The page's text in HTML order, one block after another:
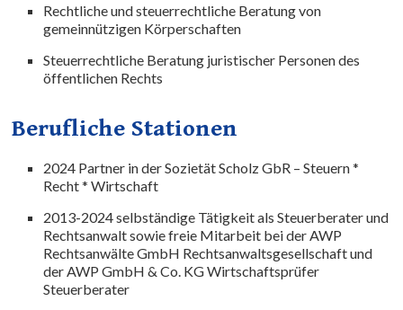
Rechtliche und steuerrechtliche Beratung von
gemeinnützigen Körperschaften
Steuerrechtliche Beratung juristischer Personen des
öffentlichen Rechts
Berufliche Stationen
2024 Partner in der Sozietät Scholz GbR – Steuern *
Recht * Wirtschaft
2013-2024 selbständige Tätigkeit als Steuerberater und
Rechtsanwalt sowie freie Mitarbeit bei der AWP
Rechtsanwälte GmbH Rechtsanwaltsgesellschaft und
der AWP GmbH & Co. KG Wirtschaftsprüfer
Steuerberater